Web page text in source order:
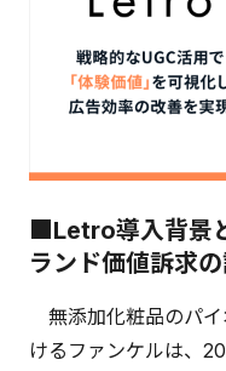
■Letro導入背景
ランド価値訴求
無添加化粧品のパ
けるファンケルは、